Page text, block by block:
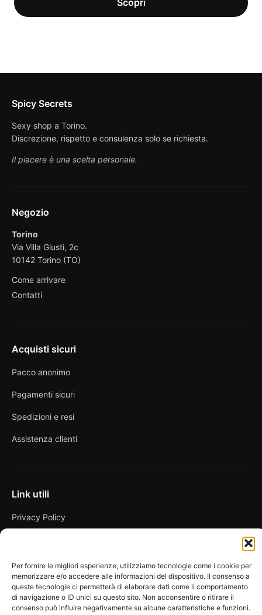
Per fornire le migliori esperienze, utilizziamo tecnologie come i cookie per
memorizzare e/o accedere alle informazioni del dispositivo. Il consenso a
queste tecnologie ci permetterà di elaborare dati come il comportamento
di navigazione o ID unici su questo sito. Non acconsentire o ritirare il
consenso può influire negativamente su alcune caratteristiche e funzioni.
Spicy Secrets
Sexy shop a Torino.
Discrezione, rispetto e consulenza solo se richiesta.
Il piacere è una scelta personale.
Negozio
Torino
Via Villa Giusti, 2c
10142 Torino (TO)
Come arrivare
Contatti
Acquisti sicuri
Pacco anonimo
Pagamenti sicuri
Spedizioni e resi
Assistenza clienti
Link utili
Privacy Policy
Cookie Policy
FAQ